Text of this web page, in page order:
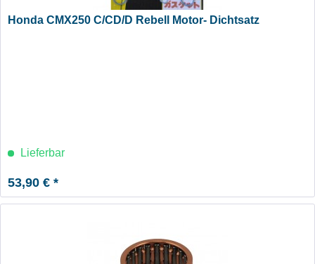
Honda CMX250 C/CD/D Rebell Motor- Dichtsatz
Lieferbar
53,90 € *